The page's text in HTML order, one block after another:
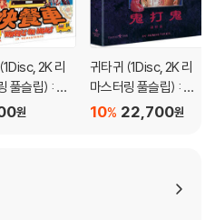
한 반품은 회송된 상품의 상태 확인 후
2K 리
슬립) : 블
원
귀타귀 (1Disc, 2K 리
마스터링 풀슬립) : 블
루레이22,700원
10%